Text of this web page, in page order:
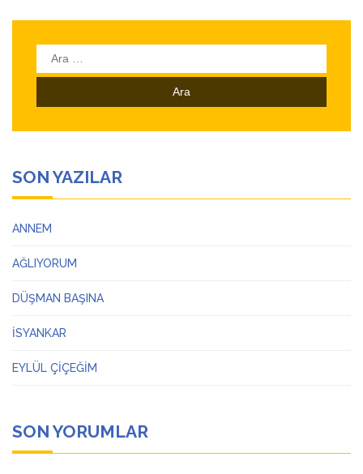
Arama:
SON YAZILAR
ANNEM
AĞLIYORUM
DÜŞMAN BAŞINA
İSYANKAR
EYLÜL ÇİÇEĞİM
SON YORUMLAR